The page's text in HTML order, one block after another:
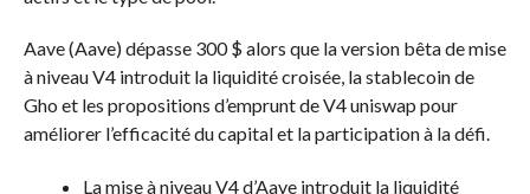
Aave (Aave) dépasse 300 $ alors que la version bêta de mise
à niveau V4 introduit la liquidité croisée, la stablecoin de
Gho et les propositions d’emprunt de V4 uniswap pour
améliorer l’efficacité du capital et la participation à la défi.
La mise à niveau V4 d’Aave introduit la liquidité